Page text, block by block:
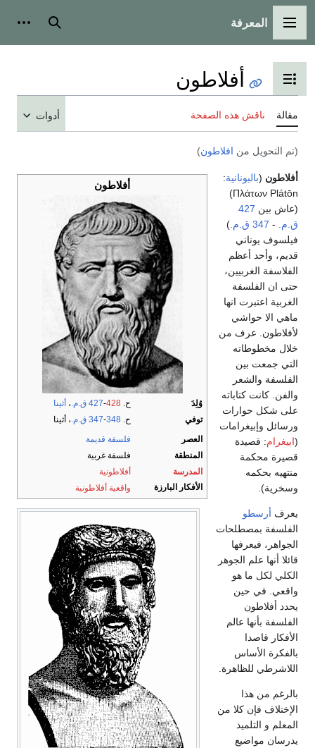
القائمة الرئيسية
المعرفة بحث
تبديل عرض جدول المحتويات
أفلاطون
مقالة ناقش هذه الصفحة أدوات
(تم التحويل من افلاطون)
أفلاطون
وُلِدَ ح. 428
-427 ق.م. ، أثينا
توفي
ح. 348
-347 ق.م.
، أثينا
العصر
فلسفة قديمة
المنطقة
فلسفة غربية
المدرسة
أفلاطونية
الأفكار البارزة
واقعية أفلاطونية
أفلاطون (باليونانية:
Πλάτων Plátōn)
(عاش بين 427
ق.م.
- 347 ق.م.
)
فيلسوف يوناني
قديم، وأحد أعظم
الفلاسفة الغربيين،
حتى ان الفلسفة
الغربية اعتبرت انها
ماهي الا حواشي
لأفلاطون. عرف من
خلال مخطوطاته
التي جمعت بين
الفلسفة والشعر
والفن. كانت كتاباته
على شكل حوارات
ورسائل وإبيغرامات
(ابيغرام: قصيدة
قصيرة محكمة
منتهيه بحكمه
وسخرية).
يعرف أرسطو
الفلسفة بمصطلحات
الجواهر، فيعرفها
قائلا أنها علم الجوهر
الكلي لكل ما هو
واقعي. في حين
يحدد أفلاطون
الفلسفة بأنها عالم
الأفكار قاصدا
بالفكرة الأساس
اللاشرطي للظاهرة.
بالرغم من هذا
الإختلاف فإن كلا من
المعلم و التلميذ
يدرسان مواضيع